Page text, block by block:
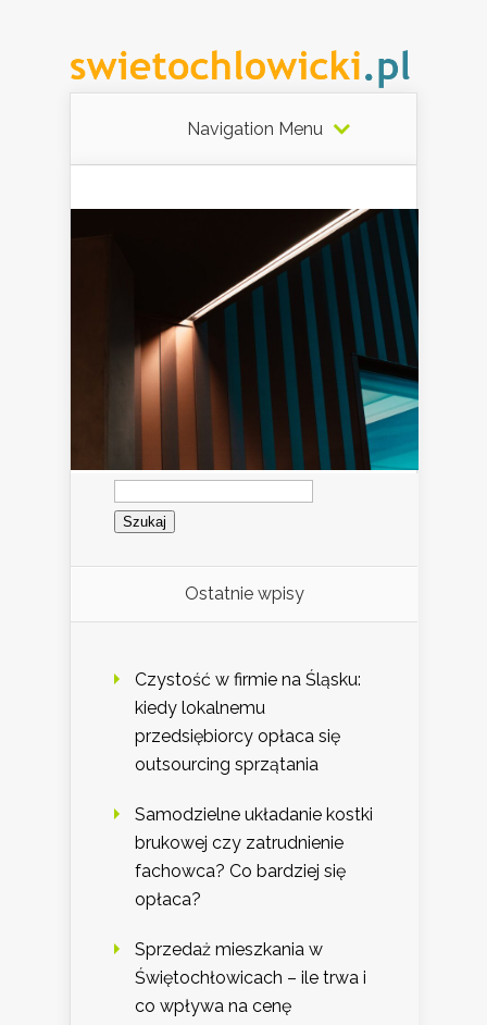
Navigation Menu
Szukaj:
Ostatnie wpisy
Czystość w firmie na Śląsku:
kiedy lokalnemu
przedsiębiorcy opłaca się
outsourcing sprzątania
Samodzielne układanie kostki
brukowej czy zatrudnienie
fachowca? Co bardziej się
opłaca?
Sprzedaż mieszkania w
Świętochłowicach – ile trwa i
co wpływa na cenę